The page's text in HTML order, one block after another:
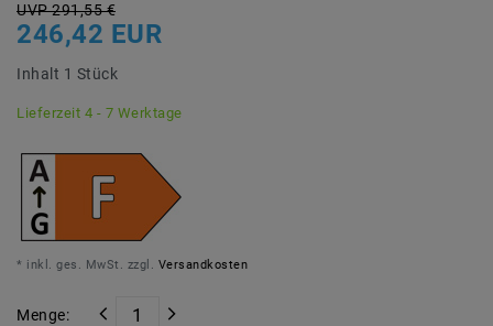
UVP 291,55 €
246,42 EUR
Inhalt 1 Stück
Lieferzeit 4 - 7 Werktage
* inkl. ges. MwSt. zzgl. Versandkosten
Menge: